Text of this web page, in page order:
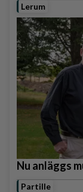
Lerum
Nu anläggs
Partille